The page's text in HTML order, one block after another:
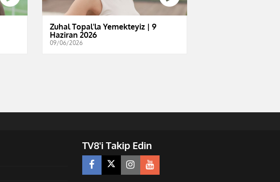
Zuhal Topal'la Yemekteyiz | 9
Haziran 2026
09/06/2026
TV8'i Takip Edin